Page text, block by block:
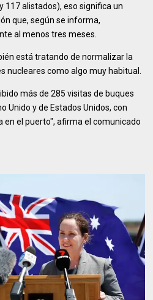
117 alistados), eso significa un
que, según se informa,
al menos tres meses.
está tratando de normalizar la
nucleares como algo muy habitual.
más de 285 visitas de buques
Unido y de Estados Unidos, con
en el puerto", afirma el comunicado